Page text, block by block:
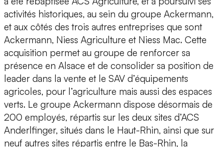
activités historiques, au sein du groupe Ackermann,
et aux côtés des trois autres entreprises que sont
Ackermann, Niess Agriculture et Niess Mac. Cette
acquisition permet au groupe de renforcer sa
présence en Alsace et de consolider sa position de
leader dans la vente et le SAV d’équipements
agricoles, pour l’agriculture mais aussi des espaces
verts. Le groupe Ackermann dispose désormais de
200 employés, répartis sur les deux sites d’ACS
Anderlfinger, situés dans le Haut-Rhin, ainsi que sur
neuf autres sites répartis entre le Bas-Rhin, la